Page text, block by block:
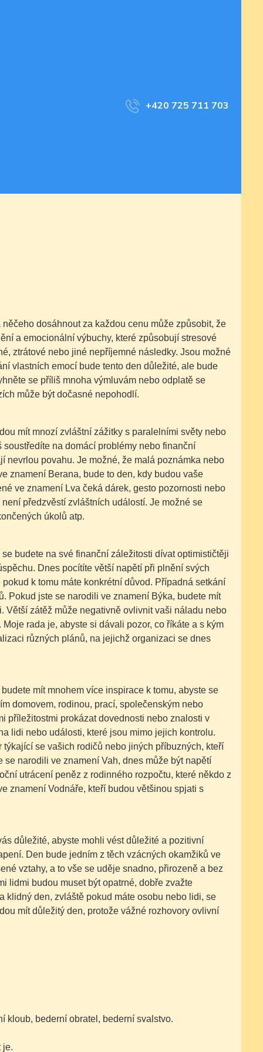
+420 725 711 703
něčeho dosáhnout za každou cenu může způsobit, že
a emocionální výbuchy, které způsobují stresové
ztrátové nebo jiné nepříjemné následky. Jsou možné
vlastních emocí bude tento den důležité, ale bude
se příliš mnoha výmluvám nebo odplatě se
může být dočasné nepohodlí.
mít mnozí zvláštní zážitky s paralelními světy nebo
na domácí problémy nebo finanční
nevrlou povahu. Je možné, že malá poznámka nebo
znamení Berana, bude to den, kdy budou vaše
ve znamení Lva čeká dárek, gesto pozornosti nebo
předzvěstí zvláštních událostí. Je možné se
úkolů atp.
budete na své finanční záležitosti dívat optimističtěji
Dnes pocítíte větší napětí při plnění svých
k tomu máte konkrétní důvod. Případná setkání
Pokud jste se narodili ve znamení Býka, budete mít
Větší zátěž může negativně ovlivnit vaši náladu nebo
rada je, abyste si dávali pozor, co říkáte a s kým
různých plánů, na jejichž organizaci se dnes
mít mnohem více inspirace k tomu, abyste se
domovem, rodinou, prací, společenským nebo
příležitostmi prokázat dovednosti nebo znalosti v
lidi nebo události, které jsou mimo jejich kontrolu.
se vašich rodičů nebo jiných příbuzných, kteří
narodili ve znamení Vah, dnes může být napětí
utrácení peněz z rodinného rozpočtu, které někdo z
znamení Vodnáře, kteří budou většinou spjati s
důležité, abyste mohli vést důležité a pozitivní
Den bude jedním z těch vzácných okamžiků ve
vztahy, a to vše se uděje snadno, přirozeně a bez
lidmi budou muset být opatrné, dobře zvažte
klidný den, zvláště pokud máte osobu nebo lidi, se
mít důležitý den, protože vážné rozhovory ovlivní
kloub, bederní obratel, bederní svalstvo.
je.